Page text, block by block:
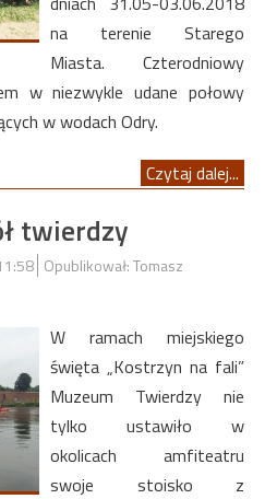
na terenie Starego
Miasta. Czterodniowy
w niezwykle udane połowy
w wodach Odry.
Czytaj dalej...
twierdzy
Opublikował: Tomasz
W ramach miejskiego
święta „Kostrzyn na fali”
Muzeum Twierdzy nie
tylko ustawiło w
okolicach amfiteatru
swoje stoisko z